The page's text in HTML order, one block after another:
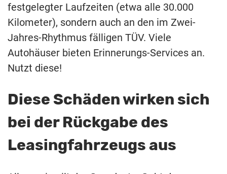
festgelegter Laufzeiten (etwa alle 30.000
Kilometer), sondern auch an den im Zwei-
Jahres-Rhythmus fälligen TÜV. Viele
Autohäuser bieten Erinnerungs-Services an.
Nutzt diese!
Diese Schäden wirken sich
bei der Rückgabe des
Leasingfahrzeugs aus